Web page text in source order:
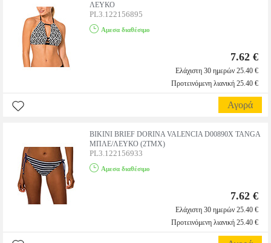
ΛΕΥΚΟ
PL3.122156895
Αμεσα διαθέσιμο
7.62 €
Ελάχιστη 30 ημερών 25.40 €
Προτεινόμενη λιανική 25.40 €
Αγορά
BIKINI BRIEF DORINA VALENCIA D00890X TANGA
ΜΠΛΕ/ΛΕΥΚΟ (2ΤΜΧ)
PL3.122156933
Αμεσα διαθέσιμο
7.62 €
Ελάχιστη 30 ημερών 25.40 €
Προτεινόμενη λιανική 25.40 €